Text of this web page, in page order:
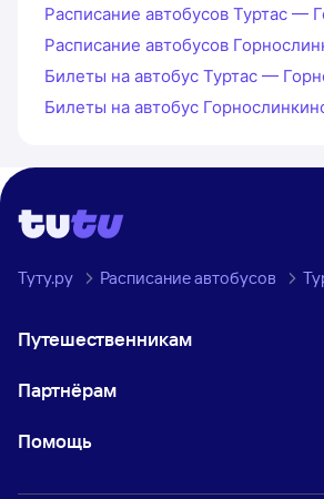
Расписание автобусов Туртас —
Расписание автобусов
Билеты на автобус Туртас —
Билеты на автобус
Туту.ру Расписание автобусов
Путешественникам
Партнёрам
Помощь